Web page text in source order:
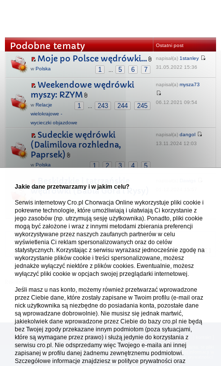
Podobne tematy Ostatni post
Moje po Polsce wędrówki...
1 5 6 7
w Polska
napisał(a) 1stanley
31.05.2022 15:36
Weekendowe wędrówki
myszy: RZYM
1 243 244 245
w Relacje
wielokrajowe -
wycieczki objazdowe
napisał(a) mysza73
06.12.2021 09:54
Sudeckie wędrówki
(Dalimilova rozhledna,
Paprsek)
1 2 3 4 5
w Polska
napisał(a) dangol
13.11.2024 12:03
wędrówki (Babia Góra i Rysy)
1 ... 17 18 19
wPolska
Forum Chorwacja Online - Cro.pl
Usuń ciasteczka• Strefa czasowa: UTC + 1 (Polska - czas zimowy) [ DST
[reklama ] [
Platforma cro.pl© Chorwacja online™ wykorzystuje cookies do prawidłowego działania, te pliki
gromadzą na Twoim komputerze dane ułatwiające korzystanie z serwisu; więcej informacji w
Jakie dane przetwarzamy i w jakim celu?
Serwis internetowy Cro.pl Chorwacja Online wykorzystuje pliki cookie i
pokrewne technologie, które umożliwiają i ułatwiają Ci korzystanie z
jego zasobów (np. utrzymują sesję użytkownika). Ponadto, pliki cookie
mogą być założone i wraz z innymi metodami zbierania preferencji
wykorzystywane przez naszych zaufanych partnerów w celu
wyświetlenia Ci reklam spersonalizowanych oraz do celów
statystycznych. Korzystając z serwisu wyrażasz jednocześnie zgodę na
wykorzystanie plików cookie i treści spersonalizowane, możesz
jednakże wyłączyć niektóre z plików cookies. Ewentualnie, możesz
wyłączyć pliki cookie w opcjach swojej przeglądarki internetowej.
Jeśli masz u nas konto, możemy również przetwarzać wprowadzone
przez Ciebie dane, które zostały zapisane w Twoim profilu (e-mail oraz
nick użytkownika są niezbędne do posiadania konta, pozostałe dane
są wprowadzane dobrowolnie). Nie musisz się jednak martwić,
jakiekolwiek dane wprowadzone przez Ciebie do bazy cro.pl nie będą
bez Twojej zgody przekazane innym podmiotom (poza sytuacjami,
które są wymagane przez prawo) i służą jedynie do korzystania z
serwisu cro.pl. Nie odsprzedamy więc Twojego e-maila ani innej
zapisanej w profilu danej żadnemu zewnętrznemu podmiotowi.
Szczegółowe informacje znajdziesz w polityce prywatności oraz